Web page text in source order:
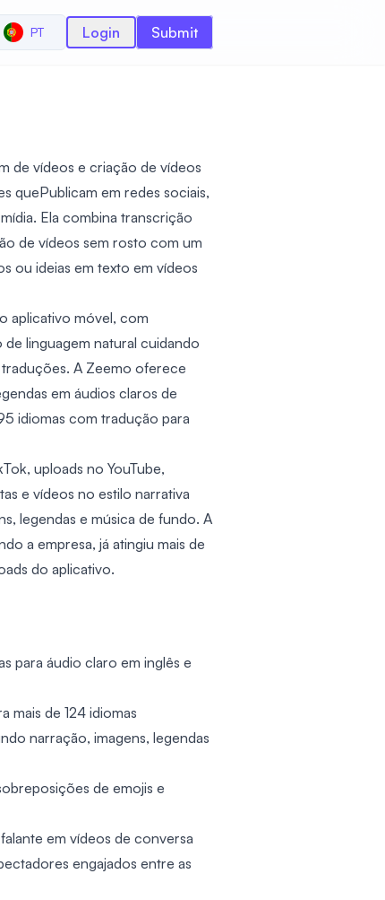
PT Login Submit
de vídeos e criação de vídeos
quePublicam em redes sociais,
Ela combina transcrição
de vídeos sem rosto com um
ou ideias em texto em vídeos
aplicativo móvel, com
linguagem natural cuidando
traduções. A Zeemo oferece
em áudios claros de
idiomas com tradução para
uploads no YouTube,
e vídeos no estilo narrativa
legendas e música de fundo. A
a empresa, já atingiu mais de
do aplicativo.
para áudio claro em inglês e
mais de 124 idiomas
narração, imagens, legendas
de emojis e
em vídeos de conversa
engajados entre as